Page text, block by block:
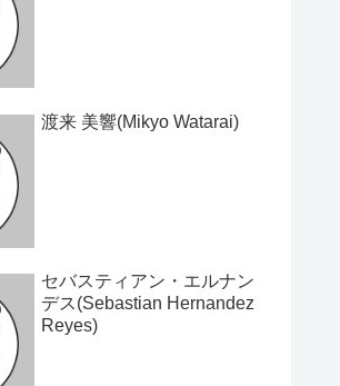
渡来 美響(Mikyo Watarai)
セバスティアン・エルナン
デス(Sebastian Hernandez
Reyes)